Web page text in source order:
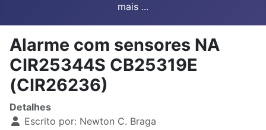
mais ...
Alarme com sensores NA
CIR25344S CB25319E
(CIR26236)
Detalhes
Escrito por: Newton C. Braga